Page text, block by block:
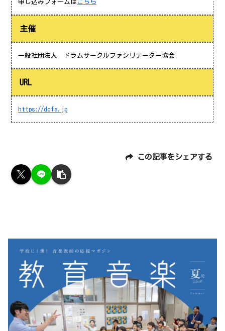
申し込みフォームは こちら
主催
一般社団法人 ドラムサークルファシリテーター協会
URL
https://dcfa.jp
この記事をシェアする